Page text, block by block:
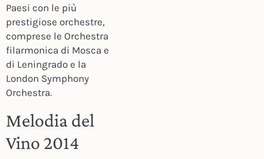
Paesi con le più
prestigiose orchestre,
comprese le Orchestra
filarmonica di Mosca e
di Leningrado e la
London Symphony
Orchestra.
Melodia del
Vino 2014